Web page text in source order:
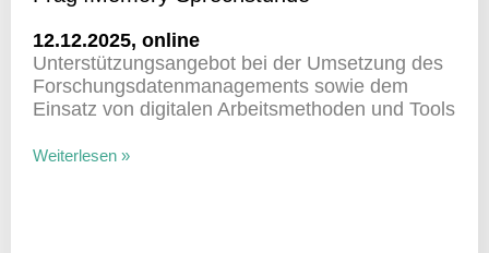
12.12.2025, online
Unter­stüt­zungs­an­gebot bei der Umset­zung des
Forschungs­da­ten­ma­nage­ments sowie dem
Einsatz von digi­talen Arbeits­me­thoden und Tools
Weiterlesen »